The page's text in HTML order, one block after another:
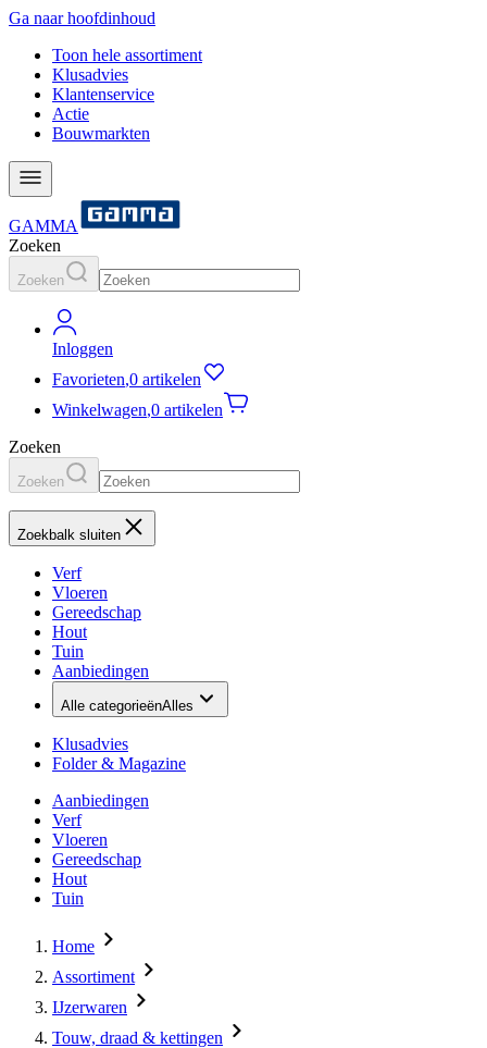
Ga naar hoofdinhoud
Toon hele assortiment
Klusadvies
Klantenservice
Actie
Bouwmarkten
GAMMA
Zoeken
Zoeken
Inloggen
Favorieten,0 artikelen
Winkelwagen,0 artikelen
Zoeken
Zoeken
Zoekbalk sluiten
Verf
Vloeren
Gereedschap
Hout
Tuin
Aanbiedingen
Alle categorieënAlles
Klusadvies
Folder & Magazine
Aanbiedingen
Verf
Vloeren
Gereedschap
Hout
Tuin
Home
Assortiment
IJzerwaren
Touw, draad & kettingen